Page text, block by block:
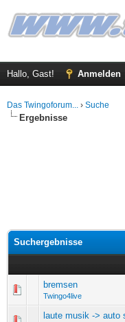
Hallo, Gast! Anmelden
Das Twingoforum... › Suche
Ergebnisse
Suchergebnisse
bremsen
Twingo4live
laute musik -> auto